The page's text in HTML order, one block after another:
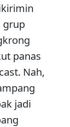
grup
panas
Nah,
jadi